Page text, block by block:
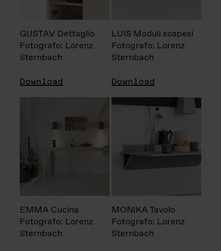
GUSTAV Dettaglio
Fotografo: Lorenz
Sternbach
Download
LUIS Moduli sospesi
Fotografo: Lorenz
Sternbach
Download
EMMA Cucina
Fotografo: Lorenz
Sternbach
MONIKA Tavolo
Fotografo: Lorenz
Sternbach